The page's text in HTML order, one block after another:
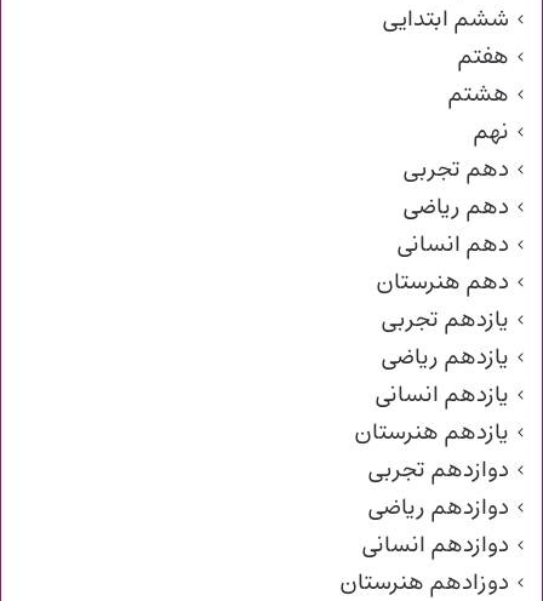
ششم ابتدایی
هفتم
هشتم
نهم
دهم تجربی
دهم ریاضی
دهم انسانی
دهم هنرستان
یازدهم تجربی
یازدهم ریاضی
یازدهم انسانی
یازدهم هنرستان
دوازدهم تجربی
دوازدهم ریاضی
دوازدهم انسانی
دوزادهم هنرستان